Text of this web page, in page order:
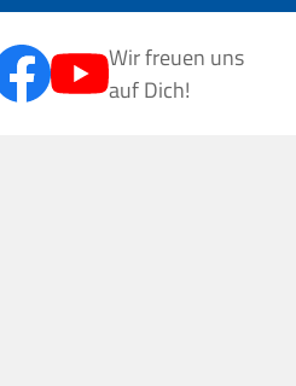
Wir freuen uns
auf Dich!